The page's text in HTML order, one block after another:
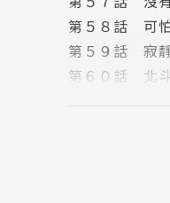
第５８話 可
第５９話 寂
第６０話 北